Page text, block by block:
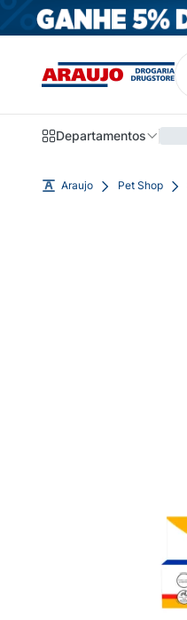
Departamentos
Araujo Pet Shop